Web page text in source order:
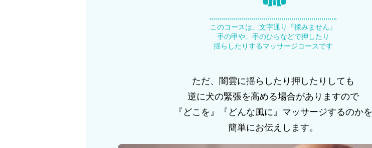
このコースは、文字通り『揉みません』
手の甲や、手のひらなどで押したり
揺らしたりするマッサージコースです
ただ、闇雲に揺らしたり押したりしても
逆に犬の緊張を高める場合がありますので
『どこを』『どんな風に』マッサージするのかを
簡単にお伝えします。